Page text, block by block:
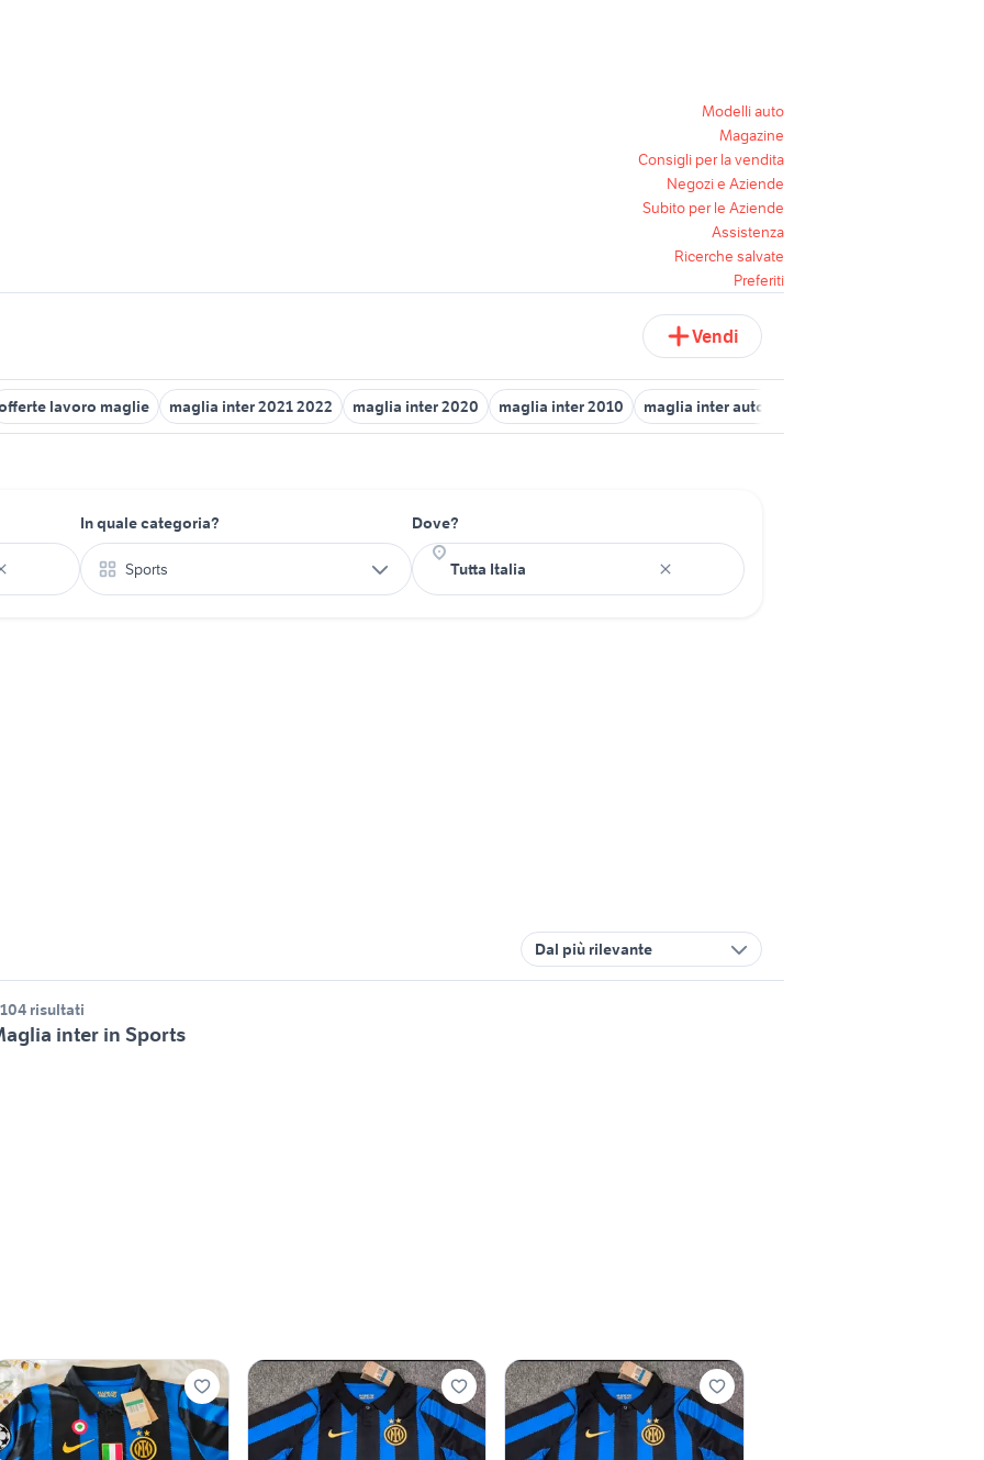
Modelli auto
Magazine
Consigli per la vendita
Negozi e Aziende
Subito per le Aziende
Assistenza
Ricerche salvate
Preferiti
Vendi
lavoro maglie maglia inter 2021 2022 maglia inter 2020 maglia inter 2010 maglia inter autografata
In quale categoria?
Sports
Dove?
Dal più rilevante
risultati
inter in Sports